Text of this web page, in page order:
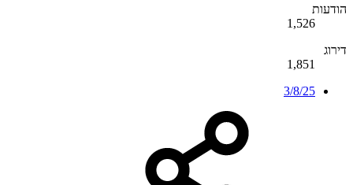
הודעות
1,526
דירוג
1,851
3/8/25